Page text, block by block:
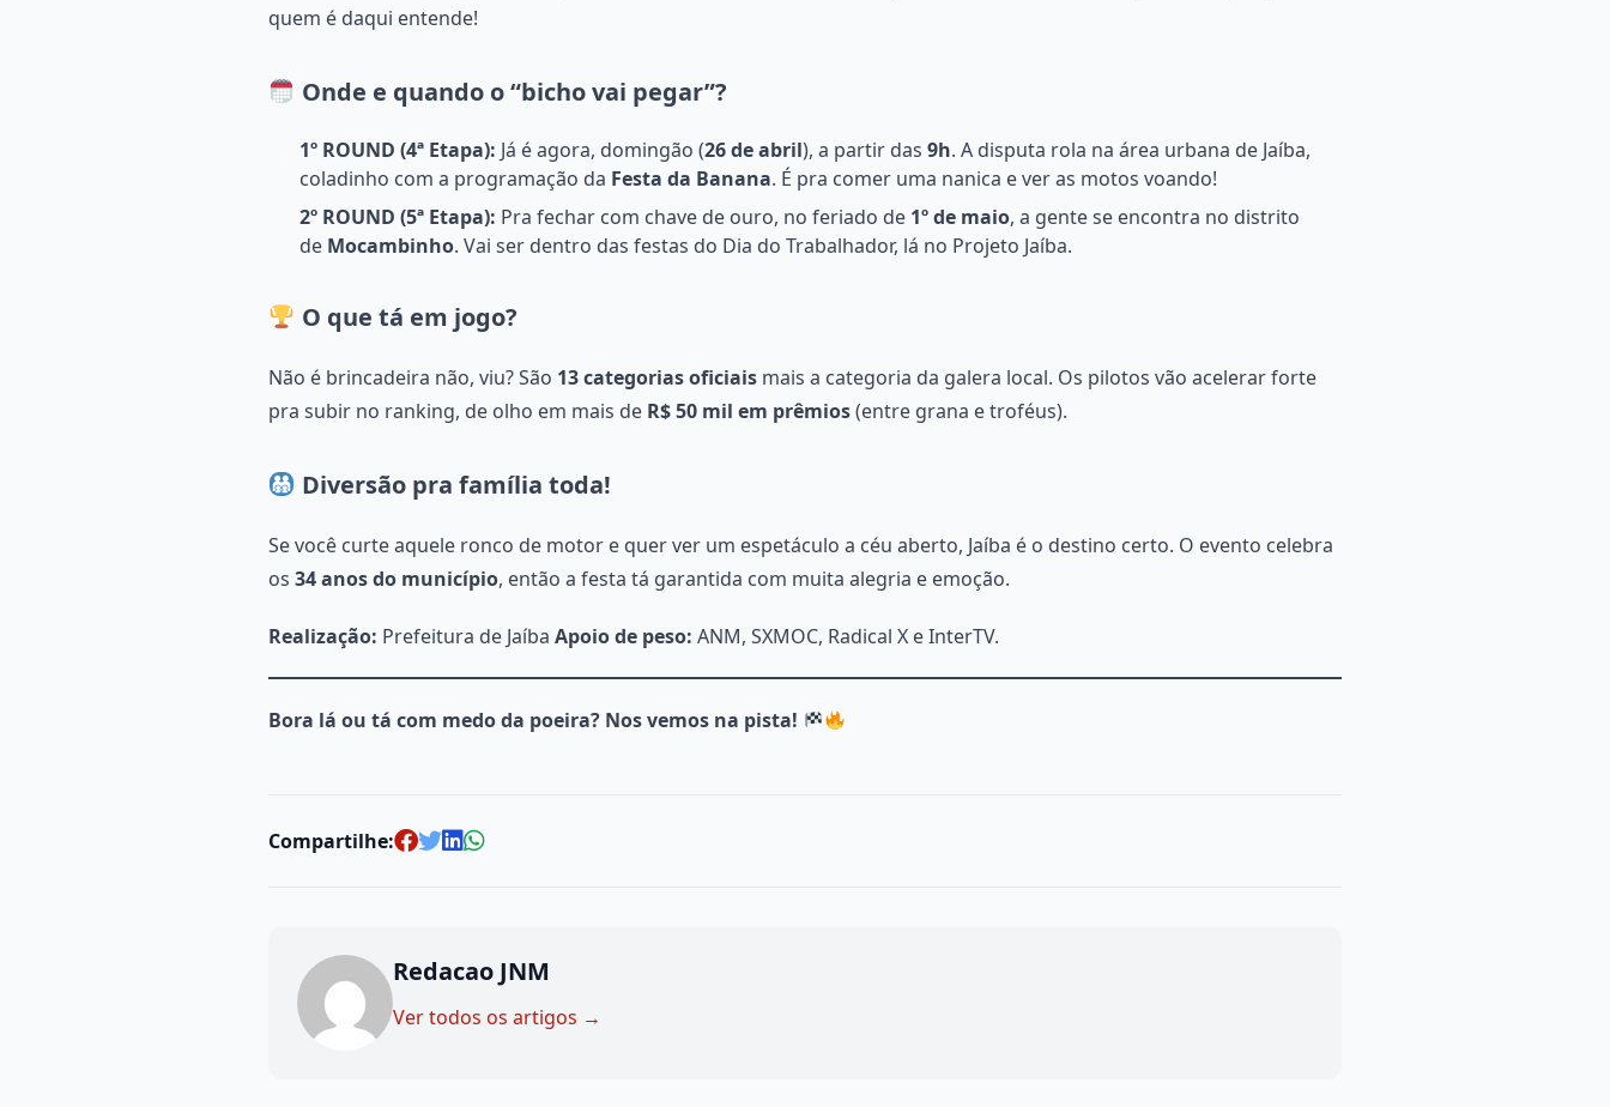
quem é daqui entende!
Onde e quando o “bicho vai pegar”?
1º ROUND (4ª Etapa): Já é agora, domingão (26 de abril), a partir das 9h. A disputa rola na área urbana de Jaíba,
coladinho com a programação da Festa da Banana. É pra comer uma nanica e ver as motos voando!
2º ROUND (5ª Etapa): Pra fechar com chave de ouro, no feriado de 1º de maio, a gente se encontra no distrito
de Mocambinho. Vai ser dentro das festas do Dia do Trabalhador, lá no Projeto Jaíba.
O que tá em jogo?
Não é brincadeira não, viu? São 13 categorias oficiais mais a categoria da galera local. Os pilotos vão acelerar forte
pra subir no ranking, de olho em mais de R$ 50 mil em prêmios(entre grana e troféus).
Diversão pra família toda!
Se você curte aquele ronco de motor e quer ver um espetáculo a céu aberto, Jaíba é o destino certo. O evento celebra
os 34 anos do município, então a festa tá garantida com muita alegria e emoção.
Realização: Prefeitura de Jaíba Apoio de peso: ANM, SXMOC, Radical X e InterTV.
Bora lá ou tá com medo da poeira? Nos vemos na pista!
Compartilhe:
Redacao JNM
Ver todos os artigos →